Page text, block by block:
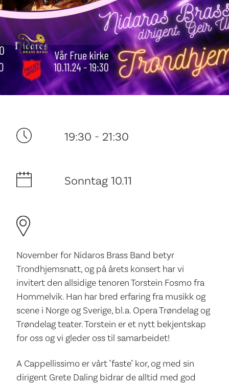
Ditt besøk
Musikk
Historie og arkitektur
19:30 - 21:30
Sonntag 10.11
November for Nidaros Brass Band betyr
Trondhjemsnatt, og på årets konsert har vi
invitert den allsidige tenoren Torstein Fosmo fra
Hommelvik. Han har bred erfaring fra musikk og
scene i Norge og Sverige, bl.a. Opera Trøndelag og
Trøndelag teater. Torstein er et nytt bekjentskap
for oss og vi gleder oss til samarbeidet!
A Cappellissimo er vårt "faste" kor, og med sin
dirigent Grete Daling bidrar de alltid med god